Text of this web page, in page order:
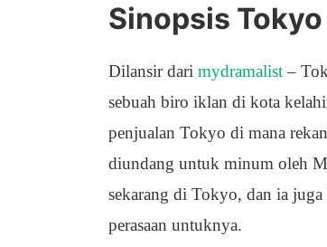
Sinopsis
Dilansir dari mydramalist–
sebuah biro iklan di kota
penjualan Tokyo di mana
diundang untuk minum oleh
sekarang di Tokyo, dan ia
perasaan untuknya.